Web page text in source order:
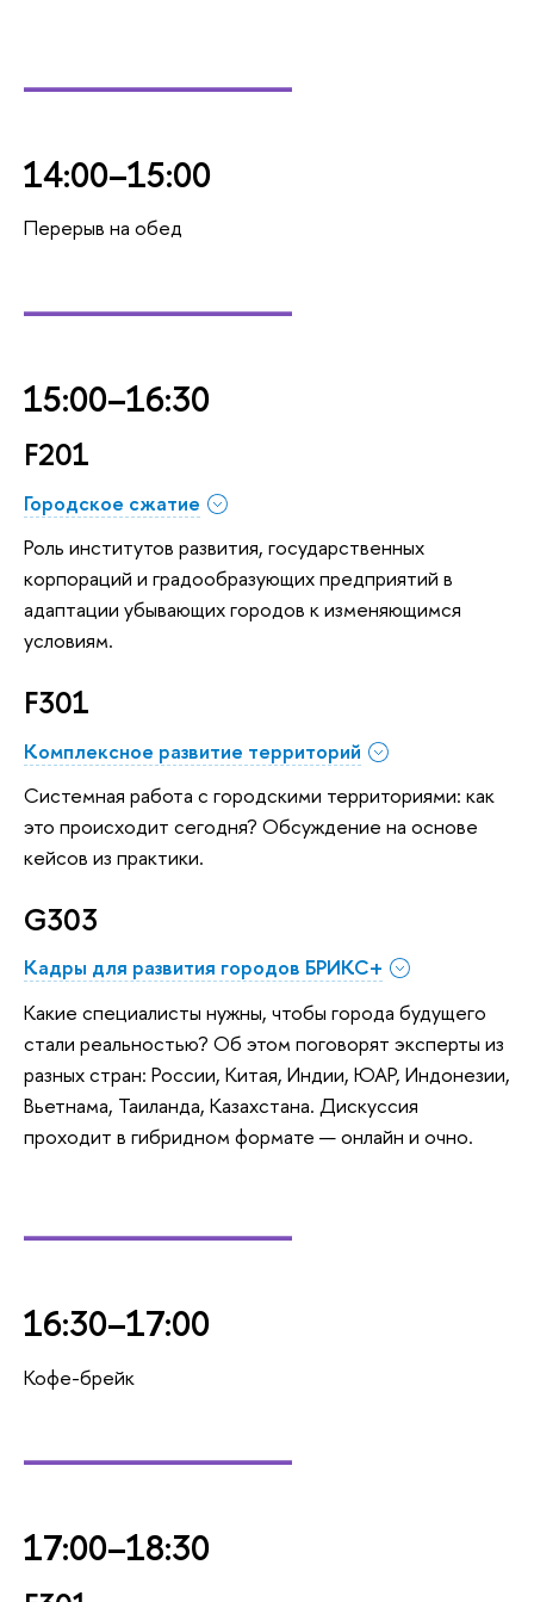
14:00–15:00
Перерыв на обед
15:00–16:30
F201
Городское сжатие
Роль институтов развития, государственных
корпораций и градообразующих предприятий в
адаптации убывающих городов к изменяющимся
условиям.
F301
Комплексное развитие территорий
Системная работа с городскими территориями: как
это происходит сегодня? Обсуждение на основе
кейсов из практики.
G303
Кадры для развития городов БРИКС+
Какие специалисты нужны, чтобы города будущего
стали реальностью? Об этом поговорят эксперты из
разных стран: России, Китая, Индии, ЮАР, Индонезии,
Вьетнама, Таиланда, Казахстана. Дискуссия
проходит в гибридном формате — онлайн и очно.
16:30–17:00
Кофе-брейк
17:00–18:30